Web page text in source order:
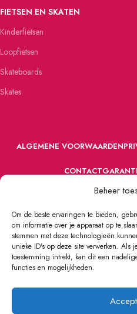
Beheer
Om de beste ervaringen te bieden,
om informatie over je apparaat op te
stemmen met deze technologieën
unieke ID's op deze site verwerken. Als
toestemming intrekt, kan dit een
functies en mogelijkheden.
FIETSEN EN SKATEN
Kinderfietsen
Loopfietsen
Skateboards
Skates
ALGEMENE VOORWAARDEN
CONTACT
VOORDEFUN.NL 2022